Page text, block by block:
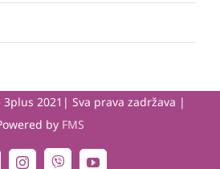
2021| Sva prava zadržava |
by FMS